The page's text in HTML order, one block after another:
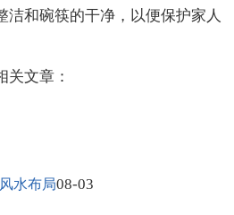
洁和碗筷的干净，以便保护家人
关文章：
水布局08-03